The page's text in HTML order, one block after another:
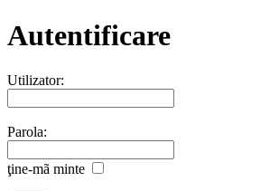
Autentificare
Utilizator:
Parola:
ţine-mã minte